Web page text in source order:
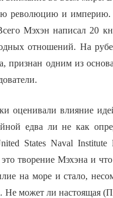
революцию и империю.
Мэхэн написал 20
отношений. На
признан одним из
оценивали влияние
едва ли не как
States Naval
творение Мэхэна и
на море и стало,
Не может ли настоящая